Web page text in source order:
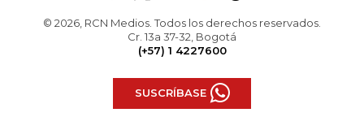
© 2026, RCN Medios. Todos los derechos reservados.
Cr. 13a 37-32, Bogotá
(+57) 1 4227600
SUSCRÍBASE